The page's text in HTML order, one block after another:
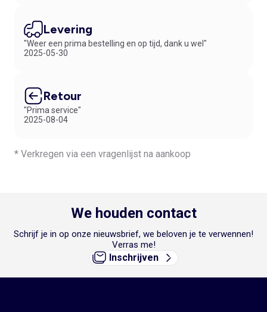
Levering
"Weer een prima bestelling en op tijd, dank u wel"
2025-05-30
Retour
"Prima service"
2025-08-04
* Verkregen via een vragenlijst na aankoop
We houden contact
Schrijf je in op onze nieuwsbrief, we beloven je te verwennen!
Verras me!
Inschrijven